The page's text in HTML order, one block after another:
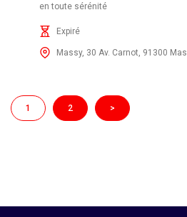
en toute sérénité
Expiré
Massy, 30 Av. Carnot, 91300
1 2 >